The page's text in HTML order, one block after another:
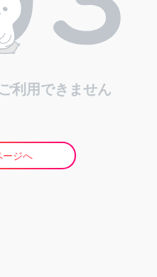
利用できません